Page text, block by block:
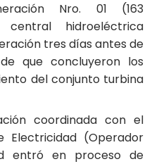
Nro. 01 (163
hidroeléctrica
tres días antes de
que concluyeron los
del conjunto turbina
coordinada con el
Electricidad (Operador
entró en proceso de